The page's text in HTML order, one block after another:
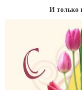
И только